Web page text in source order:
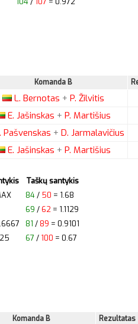
Komanda B
L. Bernotas + P. Žilvitis
E. Jašinskas + P. Martišius
Pašvenskas + D. Jarmalavičius
E. Jašinskas + P. Martišius
Taškų santykis
84/ 50 = 1.68
69 / 62 = 1.1129
81 /89 = 0.9101
67 / 100 = 0.67
Komanda B Rezultatas